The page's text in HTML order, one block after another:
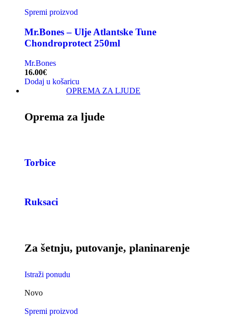
Spremi proizvod
Mr.Bones – Ulje Atlantske Tune
Chondroprotect 250ml
Mr.Bones
16.00€
Dodaj u košaricu
OPREMA ZA LJUDE
Oprema za ljude
Torbice
Ruksaci
Za šetnju, putovanje, planinarenje
Istraži ponudu
Novo
Spremi proizvod